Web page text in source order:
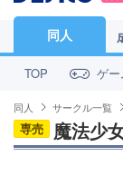
同人
TOP ゲー
同人 サークル一覧
専売 魔法少